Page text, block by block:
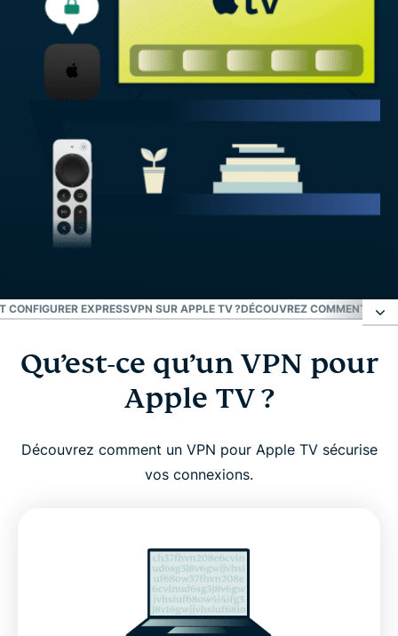
CONFIGURER EXPRESSVPN SUR APPLE TV ?DÉCOUVREZ COMMENT
Qu’est-ce qu’un VPN pour Apple TV ?
Pourquoi utiliser un VPN avec Apple TV ?
ExpressVPN pour Apple TV : caractéristiques
Fonctionnalités avancées pour des performances
Comment configurer ExpressVPN sur Apple TV ?
Qu’est-ce qu’un VPN pour
Apple TV ?
Découvrez comment un VPN pour Apple TV sécurise
vos connexions.